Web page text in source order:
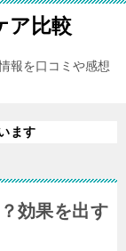
ア比較
報を口コミや感想
ます
効果を出す